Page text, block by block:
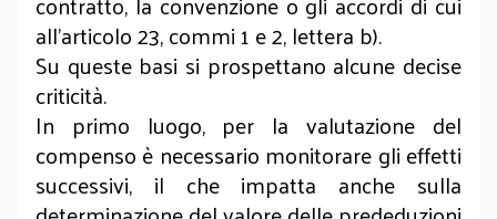
all’articolo 23, commi 1 e 2, lettera b).
Su queste basi si prospettano alcune decise
criticità.
In primo luogo, per la valutazione del
compenso è necessario monitorare gli effetti
successivi, il che impatta anche sulla